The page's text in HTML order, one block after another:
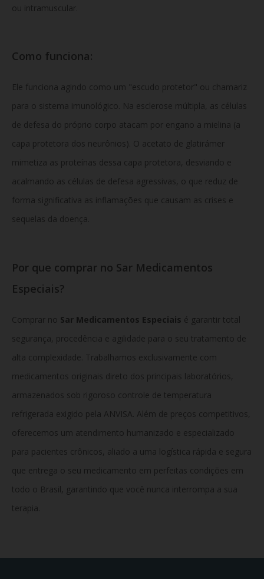
ou intramuscular.
Como funciona:
Ele funciona agindo como um "escudo protetor" ou chamariz
para o sistema imunológico. Na esclerose múltipla, as células
de defesa do próprio corpo atacam por engano a mielina (a
capa protetora dos neurônios). O acetato de glatirámer
mimetiza as proteínas dessa capa protetora, desviando e
acalmando as células de defesa agressivas, o que reduz de
forma significativa as inflamações que causam as crises e
sequelas da doença.
Por que comprar no Sar Medicamentos
Especiais?
Comprar no Sar Medicamentos Especiais é garantir total
segurança, procedência e agilidade para o seu tratamento de
alta complexidade. Trabalhamos exclusivamente com
medicamentos originais direto dos principais laboratórios,
armazenados sob rigoroso controle de temperatura
refrigerada exigido pela ANVISA. Além de preços competitivos,
oferecemos um atendimento humanizado e especializado
para pacientes crônicos, aliado a uma logística rápida e segura
que entrega o seu medicamento em perfeitas condições em
todo o Brasil, garantindo que você nunca interrompa a sua
terapia.